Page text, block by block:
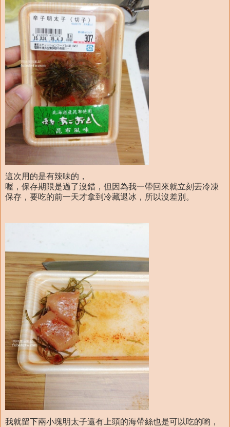
這次用的是有辣味的，
喔，保存期限是過了沒錯，但因為我一帶回來就立刻丟冷凍
保存，要吃的前一天才拿到冷藏退冰，所以沒差別。
我就留下兩小塊明太子還有上頭的海帶絲也是可以吃的喲，